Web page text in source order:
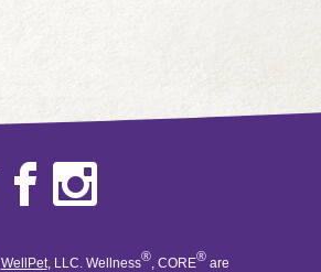
WellPet, LLC. Wellness®, CORE®are